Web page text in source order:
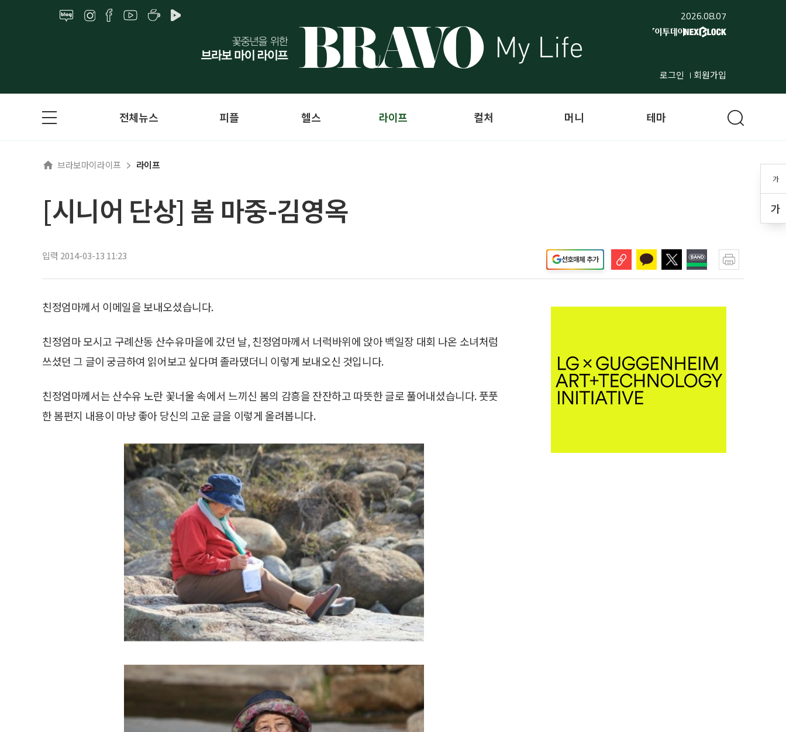
2026.08.07
로그인 회원가입
가
가
전체뉴스 피플 헬스 라이프 컬처 머니 테마
브라보마이라이프 라이프
[시니어 단상] 봄 마중-김영옥
입력 2014-03-13 11:23 선호매체 추가
친정엄마께서 이메일을 보내오셨습니다.
친정엄마 모시고 구례산동 산수유마을에 갔던 날, 친정엄마께서 너럭바위에 앉아 백일장 대회 나온 소녀처럼
쓰셨던 그 글이 궁금하여 읽어보고 싶다며 졸라댔더니 이렇게 보내오신 것입니다.
친정엄마께서는 산수유 노란 꽃너울 속에서 느끼신 봄의 감흥을 잔잔하고 따뜻한 글로 풀어내셨습니다. 풋풋
한 봄편지 내용이 마냥 좋아 당신의 고운 글을 이렇게 올려봅니다.